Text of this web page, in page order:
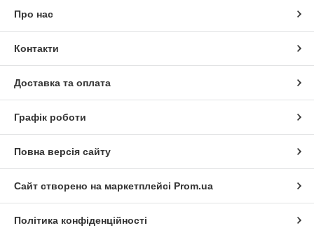
Про нас
Контакти
Доставка та оплата
Графік роботи
Повна версія сайту
Сайт створено на маркетплейсі Prom.ua
Політика конфіденційності